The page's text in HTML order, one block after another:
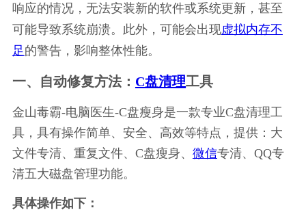
响应的情况，无法安装新的软件或系统更新，甚至
可能导致系统崩溃。此外，可能会出现虚拟内存不
足 的警告，影响整体性能。
一、自动修复方法： C盘清理工具
金山毒霸-电脑医生-C盘瘦身是一款专业C盘清理工
具，具有操作简单、安全、高效等特点，提供：大
文件专清、重复文件、C盘瘦身、 微信专清、QQ专
清五大磁盘管理功能。
具体操作如下：